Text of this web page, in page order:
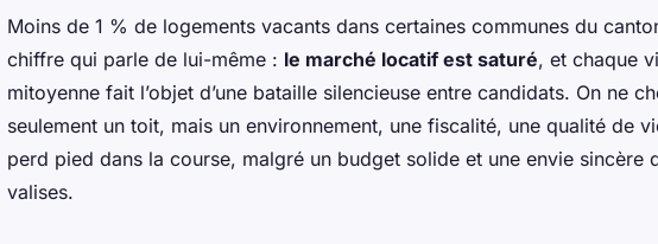
parfaite dans le
maintenant
Moins de 1 % de logements vacants dans certaines communes du
chiffre qui parle de lui-même : le marché locatif est saturé, et chaque
mitoyenne fait l’objet d’une bataille silencieuse entre candidats. On ne
seulement un toit, mais un environnement, une fiscalité, une qualité de
perd pied dans la course, malgré un budget solide et une envie sincère
valises.